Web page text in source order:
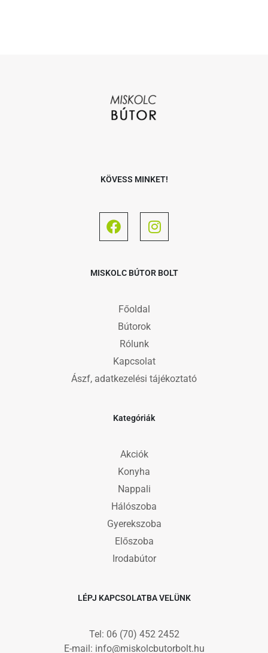
KÖVESS MINKET!
MISKOLC BÚTOR BOLT
Főoldal
Bútorok
Rólunk
Kapcsolat
Ászf, adatkezelési tájékoztató
Kategóriák
Akciók
Konyha
Nappali
Hálószoba
Gyerekszoba
Előszoba
Irodabútor
LÉPJ KAPCSOLATBA VELÜNK
Tel: 06 (70) 452 2452
E-mail: info@miskolcbutorbolt.hu